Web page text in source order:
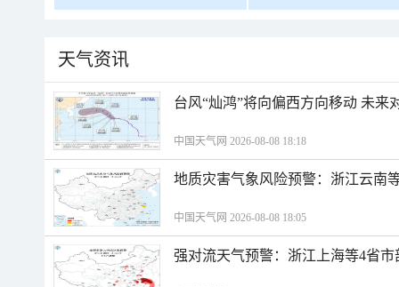
天气资讯
台风“灿鸿”将向偏西方向移动 未来
中国天气网 2026-08-08 18:18
地质灾害气象风险预警：浙江云南
中国天气网 2026-08-08 18:05
强对流天气预警：浙江上海等4省